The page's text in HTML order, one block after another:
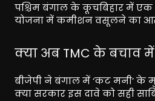
पश्चिम बंगाल के कूचबिहार में एक
योजना में कमीशन वसूलने का
क्या अब TMC के बचाव
बीजेपी ने बंगाल में ‘कट मनी’ के
क्या सरकार इस दावे को सही